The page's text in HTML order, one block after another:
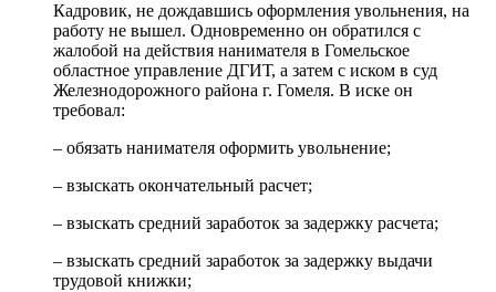
Кадровик, не дождавшись оформления увольнения, на
работу не вышел. Одновременно он обратился с
жалобой на действия нанимателя в Гомельское
областное управление ДГИТ, а затем с иском в суд
Железнодорожного района г. Гомеля. В иске он
требовал:
– обязать нанимателя оформить увольнение;
– взыскать окончательный расчет;
– взыскать средний заработок за задержку расчета;
– взыскать средний заработок за задержку выдачи
трудовой книжки;